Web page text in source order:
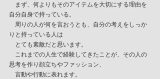
まず、何よりもそのアイテムを大切にする理由を
自分自身で持っている。
周りの人が何を言おうとも、自分の考えをしっか
りと持っている人は
とても素敵だと思います。
これまでの人生で経験してきたことが、その人の
思考を作り顔立ちやファッション、
言動や行動に表れます。